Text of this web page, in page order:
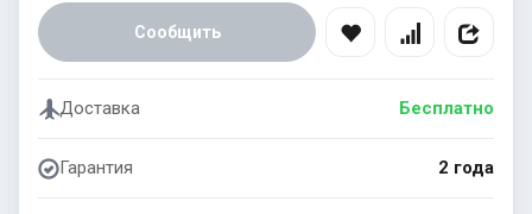
Сообщить
Доставка Бесплатно
Гарантия 2 года